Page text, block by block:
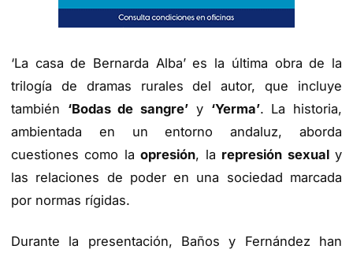
‘La casa de Bernarda Alba’ es la última obra de la
trilogía de dramas rurales del autor, que incluye
también ‘Bodas de sangre’ y ‘Yerma’. La historia,
ambientada en un entorno andaluz, aborda
cuestiones como laopresión, la represión sexualy
las relaciones de poder en una sociedad marcada
por normas rígidas.
Durante la presentación, Baños y Fernández han